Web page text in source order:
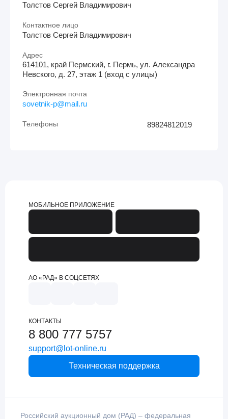
Толстов Сергей Владимирович
Контактное лицо
Толстов Сергей Владимирович
Адрес
614101, край Пермский, г. Пермь, ул. Александра
Невского, д. 27, этаж 1 (вход с улицы)
Электронная почта
sovetnik-p@mail.ru
Телефоны 89824812019
МОБИЛЬНОЕ ПРИЛОЖЕНИЕ
АО «РАД» В СОЦСЕТЯХ
КОНТАКТЫ
8 800 777 5757
support@lot-online.ru
Техническая поддержка
Российский аукционный дом (РАД) – федеральная